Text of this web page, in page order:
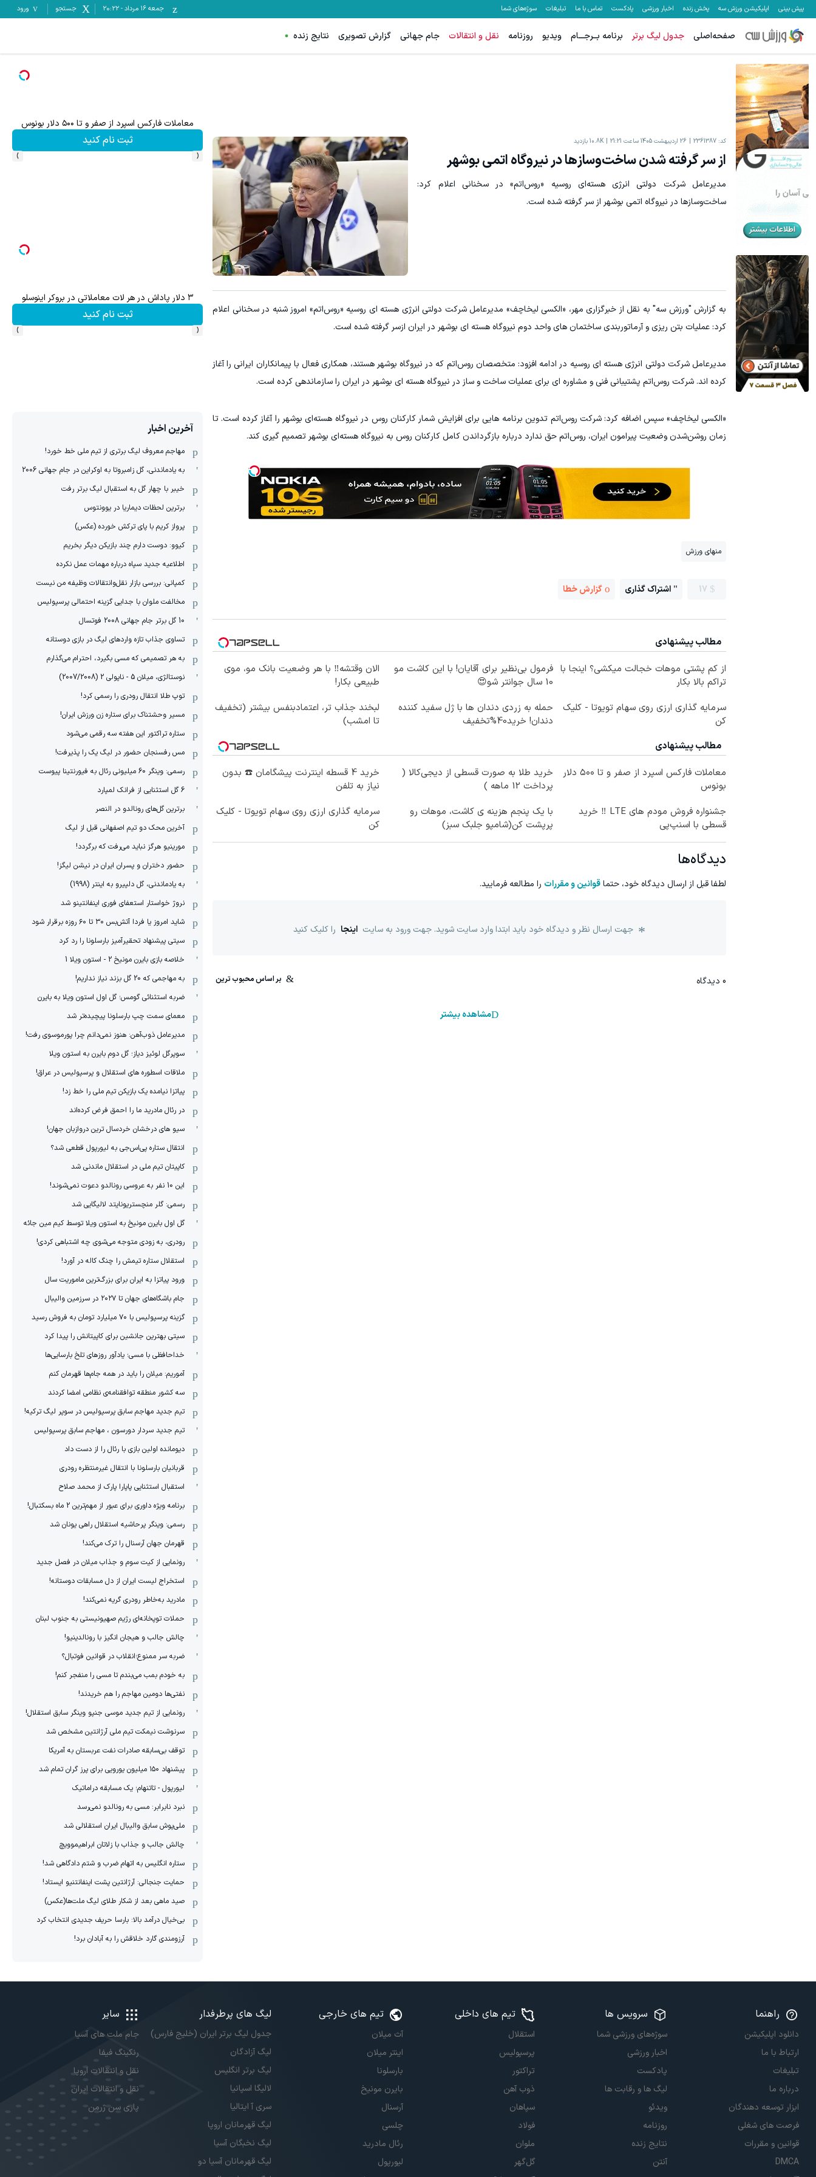
پیش بینی اپلیکیشن ورزش سه پخش زنده اخبار ورزشی پادکست تماس با ما تبلیغات سوژه‌های شما جمعه ۱۶ مرداد -
20:22 جستجو ورود
صفحه‌اصلی جدول لیگ برتر برنامه بــرجـــام ویدیو روزنامه نقل و انتقالات جام جهانی گزارش تصویری نتایج زنده
کد: 2361387 26 اردیبهشت 1405 ساعت 21:21 10.8K بازدید
از سر گرفته شدن ساخت‌وسازها در نیروگاه اتمی بوشهر
مدیرعامل شرکت دولتی انرژی هسته‌ای روسیه «روس‌اتم» در سخنانی اعلام کرد:
ساخت‌وسازها در نیروگاه اتمی بوشهر از سر گرفته شده است.
به گزارش "ورزش سه" به نقل از خبرگزاری مهر، «الکسی لیخاچف» مدیرعامل شرکت دولتی انرژی هسته‌ ای روسیه «روس‌اتم» امروز شنبه در سخنانی اعلام
کرد: عملیات بتن‌ ریزی و آرماتوربندی ساختمان‌ های واحد دوم نیروگاه هسته‌ ای بوشهر در ایران ازسر گرفته شده است.
مدیرعامل شرکت دولتی انرژی هسته‌ ای روسیه در ادامه افزود: متخصصان روس‌اتم که در نیروگاه بوشهر هستند، همکاری فعال با پیمانکاران ایرانی را آغاز
کرده‌ اند. شرکت روس‌اتم پشتیبانی فنی و مشاوره‌ ای برای عملیات ساخت‌ و ساز در نیروگاه هسته‌ ای بوشهر در ایران را سازماندهی کرده است.
«الکسی لیخاچف» سپس اضافه کرد: شرکت روس‌اتم تدوین برنامه‌ هایی برای افزایش شمار کارکنان روس در نیروگاه هسته‌ای بوشهر را آغاز کرده است. تا
زمان روشن‌شدن وضعیت پیرامون ایران، روس‌اتم حق ندارد درباره بازگرداندن کامل کارکنان روس به نیروگاه هسته‌ای بوشهر تصمیم‌ گیری کند.
منهای ورزش
17 اشتراک گذاری گزارش خطا
مطالب پیشنهادی
از کم پشتی موهات خجالت میکشی؟ اینجا با
تراکم بالا بکار
فرمول بی‌نظیر برای آقایان! با این کاشت مو
10 سال جوانتر شو😍
الان وقتشه‼️ با هر وضعیت بانک مو، موی
طبیعی بکار!
سرمایه گذاری ارزی روی سهام تویوتا - کلیک
کن
حمله به زردی دندان ها با ژل سفید کننده
دندان! خرید40%تخفیف
لبخند جذاب تر، اعتمادبنفس بیشتر (تخفیف
تا امشب)
مطالب پیشنهادی
معاملات فارکس اسپرد از صفر و تا ۵۰۰ دلار
بونوس
خرید طلا به صورت قسطی از دیجی‌کالا (
پرداخت 12 ماهه )
خرید 4 قسطه اینترنت پیشگامان ☎️ بدون
نیاز به تلفن
جشنواره فروش مودم های LTE ‼️ خرید
قسطی با اسنپ‌پی
با یک پنجم هزینه ی کاشت، موهات رو
پرپشت کن(شامپو جلبک سبز)
سرمایه گذاری ارزی روی سهام تویوتا - کلیک
کن
دیدگاه‌ها
لطفا قبل از ارسال دیدگاه خود، حتماقوانین و مقررات را مطالعه فرمایید.
جهت ارسال نظر و دیدگاه خود باید ابتدا وارد سایت شوید. جهت ورود به سایت اینجا را کلیک کنید
0 دیدگاه
مشاهده بیشتر
معاملات فارکس اسپرد از صفر و تا ۵۰۰ دلار بونوس
ثبت نام کنید
‹
›
۳ دلار پاداش در هر لات معاملاتی در بروکر اینوسلو
ثبت نام کنید
‹
›
آخرین اخبار
مهاجم معروف لیگ برتری از تیم ملی خط خورد!
به یادماندنی، گل زامبروتا به اوکراین در جام جهانی 2006
خیبر با چهار گل به استقبال لیگ برتر رفت
برترین لحظات دیماریا در یوونتوس
پرواز کریم با پای ترکش خورده (عکس)
کیوو: دوست دارم چند بازیکن دیگر بخریم
اطلاعیه جدید سپاه درباره مهمات عمل نکرده
کمپانی: بررسی بازار نقل‌وانتقالات وظیفه من نیست
مخالفت ملوان با جدایی گزینه احتمالی پرسپولیس
10 گل برتر جام جهانی 2008 فوتسال
تساوی جذاب تازه واردهای لیگ در بازی دوستانه
به هر تصمیمی که مسی بگیرد، احترام می‌گذارم
نوستالژی، میلان 5 - ناپولی 2 (2007/2008)
توپ طلا انتقال رودری را رسمی کرد!
مسیر وحشتناک برای ستاره زن ورزش ایران!
ستاره تراکتور این هفته سه رقمی می‌شود
مس رفسنجان حضور در لیگ یک را پذیرفت!
رسمی: وینگر 60 میلیونی رئال به فیورنتینا پیوست
6 گل استثنایی از فرانک لمپارد
برترین گل‌های رونالدو در النصر
آخرین محک دو تیم اصفهانی قبل از لیگ
مورینیو هرگز نباید می‌رفت که برگردد!
حضور دختران و پسران ایران در نیشن لیگز!
به یادماندنی، گل دلپیرو به اینتر (1998)
نروژ خواستار استعفای فوری اینفانتینو شد
شاید امروز یا فردا آتش‌بس ۳۰ تا ۶۰ روزه برقرار شود
سیتی پیشنهاد تحقیرآمیز بارسلونا را رد کرد
خلاصه بازی بایرن مونیخ 2 - استون ویلا 1
به مهاجمی که 20 گل بزند نیاز نداریم!
ضربه استثنائی گومس؛ گل اول استون ویلا به بایرن
معمای سمت چپ بارسلونا پیچیده‌تر شد
مدیرعامل ذوب‌آهن: هنوز نمی‌دانم چرا پورموسوی رفت!
سوپرگل لوئیز دیاز؛ گل دوم بایرن به استون ویلا
ملاقات اسطوره های استقلال و پرسپولیس در عراق!
پیاتزا نیامده یک بازیکن تیم ملی را خط زد!
در رئال مادرید ما را احمق فرض کرده‌اند
سیو های درخشان خردسال ترین دروازبان جهان!
انتقال ستاره پی‌اس‌جی به لیورپول قطعی شد؟
کاپیتان تیم ملی در استقلال ماندنی شد
این 10 نفر به عروسی رونالدو دعوت نمی‌شوند!
رسمی: گلر منچستریونایتد لالیگایی شد
گل اول بایرن مونیخ به استون ویلا توسط کیم مین جائه
رودری، به زودی متوجه می‌شوی چه اشتباهی کردی!
استقلال ستاره تیمش را چنگ کاله در آورد!
ورود پیاتزا به ایران برای بزرگ‌ترین ماموریت سال
جام باشگاه‌های جهان تا ۲۰۲۷ در سرزمین والیبال
گزینه پرسپولیس با ۷۰ میلیارد تومان به فروش رسید
سیتی بهترین جانشین برای کاپیتانش را پیدا کرد
خداحافظی با مسی؛ یادآور روزهای تلخ بارسایی‌ها
آموریم: میلان را باید در همه جام‌ها قهرمان کنم
سه کشور منطقه توافقنامه‌ی نظامی امضا کردند
تیم جدید مهاجم سابق پرسپولیس در سوپر لیگ ترکیه!
تیم جدید سردار دورسون ، مهاجم سابق پرسپولیس
دیومانده اولین بازی با رئال را از دست داد
قربانیان بارسلونا با انتقال غیرمنتظره رودری
استقبال استثنایی پاپارا پارک از محمد صلاح
برنامه ویژه داوری برای عبور از مهم‌ترین 2 ماه بسکتبال!
رسمی: وینگر پرحاشیه استقلال راهی یونان شد
قهرمان جهان آرسنال را ترک می‌کند!
رونمایی از کیت سوم و جذاب میلان در فصل جدید
استخراج لیست ایران از دل مسابقات دوستانه!
مادرید به‌خاطر رودری گریه نمی‌کند!
حملات توپخانه‌ای رژیم صهیونیستی به جنوب لبنان
چالش جالب و هیجان انگیز با رونالدینیو!
ضربه سر ممنوع؛انقلاب در قوانین فوتبال؟
به خودم بمب می‌بندم تا مسی را منفجر کنم!
نفتی‌ها دومین مهاجم را هم خریدند!
رونمایی از تیم جدید موسی جنپو وینگر سابق استقلال!
سرنوشت نیمکت تیم ملی آرژانتین مشخص شد
توقف بی‌سابقه صادرات نفت عربستان به آمریکا
پیشنهاد ۱۵۰ میلیون یورویی برای پرز گران تمام شد
لیورپول - تاتنهام؛ یک مسابقه دراماتیک
نبرد نابرابر: مسی به رونالدو نمی‌رسد
ملی‌پوش سابق والیبال ایران استقلالی شد
چالش جالب و جذاب با زلاتان ابراهیموویچ
ستاره انگلیس به اتهام ضرب و شتم دادگاهی شد!
حمایت جنجالی: آرژانتین پشت اینفانتنیو ایستاد!
صید ماهی بعد از شکار طلای لیگ ملت‌ها(عکس)
بی‌خیال درآمد بالا: بارسا حریف جدیدی انتخاب کرد
آرزومندی گارد خلاقش را به آبادان برد!
راهنما
دانلود اپلیکیشن
ارتباط با ما
تبلیغات
درباره ما
ابزار توسعه دهندگان
فرصت های شغلی
قوانین و مقررات
DMCA
سرویس ها
سوژه‌های ورزشی شما
اخبار ورزشی
پادکست
لیگ ها و رقابت ها
ویدئو
روزنامه
نتایج زنده
آنتن
تیم های داخلی
استقلال
پرسپولیس
تراکتور
ذوب آهن
سپاهان
فولاد
ملوان
گل‌گهر
تیم های خارجی
آث میلان
اینتر میلان
بارسلونا
بایرن مونیخ
آرسنال
چلسی
رئال مادرید
لیورپول
لیگ های پرطرفدار
جدول لیگ برتر ایران (خلیج فارس)
لیگ آزادگان
لیگ برتر انگلیس
لالیگا اسپانیا
سری آ ایتالیا
لیگ قهرمانان اروپا
لیگ نخبگان آسیا
لیگ قهرمانان آسیا دو
سایر
جام ملت های آسیا
رنکینگ فیفا
نقل و انتقالات اروپا
نقل و انتقالات ایران
پاری سن ژرمن